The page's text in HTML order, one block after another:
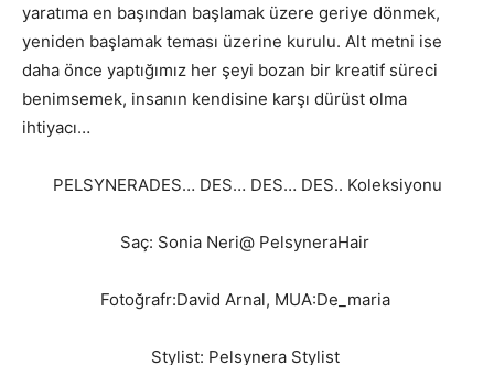
yaratıma en başından başlamak üzere geriye dönmek,
yeniden başlamak teması üzerine kurulu. Alt metni ise
daha önce yaptığımız her şeyi bozan bir kreatif süreci
benimsemek, insanın kendisine karşı dürüst olma
ihtiyacı…
PELSYNERADES… DES… DES… DES.. Koleksiyonu
Saç: Sonia Neri@ PelsyneraHair
Fotoğrafr:David Arnal, MUA:De_maria
Stylist: Pelsynera Stylist